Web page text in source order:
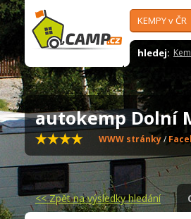
KEMPY v ČR
hledej:
autokemp Dolní
WWW stránky/
<<Zpět na výsledky hledání